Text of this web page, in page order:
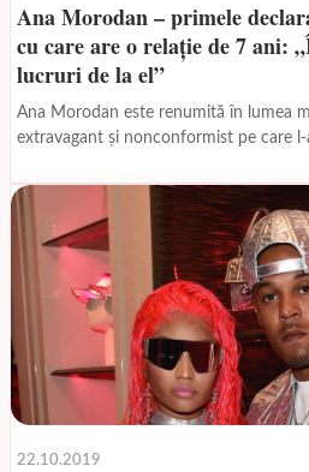
Ana Morodan – primele
cu care are o relație de 7 ani:
lucruri de la el”
Ana Morodan este renumită în lumea
extravagant și nonconformist pe care
22.10.2019